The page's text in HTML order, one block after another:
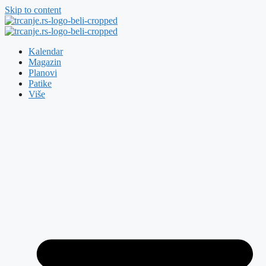
Skip to content
Kalendar
Magazin
Planovi
Patike
Više